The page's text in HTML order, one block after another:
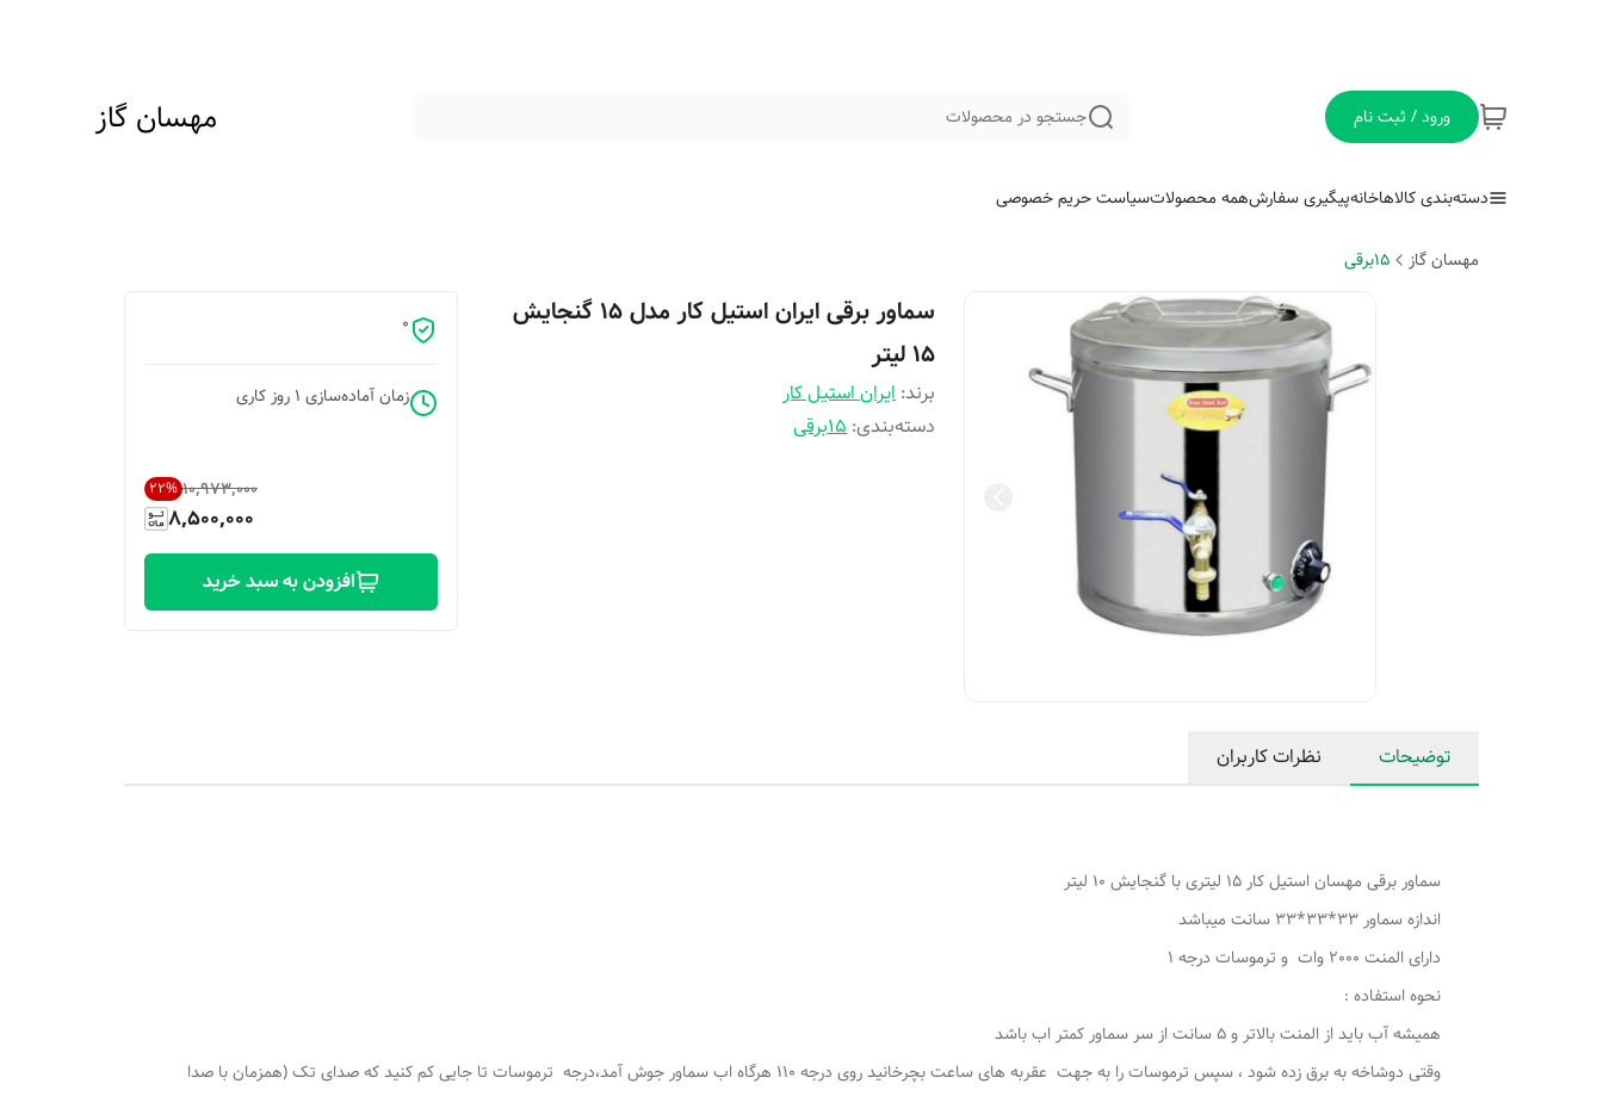
ورود / ثبت نام جستجو در محصولات مهسان گاز
دسته‌بندی کالاهاخانهپیگیری سفارشهمه محصولاتسیاست حریم خصوصی
مهسان گاز 15برقی
سماور برقی ایران استیل کار مدل 15 گنجایش
15 لیتر
برند:ایران استیل کار
دسته‌بندی:15برقی
0
زمان آماده‌سازی 1 روز کاری
۱۰٬۹۷۳٬۰۰۰ 22%
8,500,000
افزودن به سبد خرید
توضیحات نظرات کاربران
سماور برقی مهسان استیل کار 15 لیتری با گنجایش 10 لیتر
اندازه سماور 33*33*33 سانت میباشد
دارای المنت 2000 وات و ترموسات درجه 1
نحوه استفاده :
همیشه آب باید از المنت بالاتر و 5 سانت از سر سماور کمتر اب باشد
وقتی دوشاخه به برق زده شود ، سپس ترموسات را به جهت عقربه های ساعت بچرخانید روی درجه 110 هرگاه اب سماور جوش آمد،درجه ترموسات تا جایی کم کنید که صدای تک (همزمان با صدا